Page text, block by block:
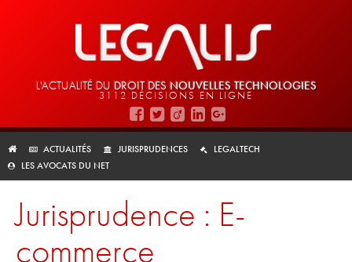
L'ACTUALITÉ DU DROIT DES NOUVELLES TECHNOLOGIES
3112 DÉCISIONS EN LIGNE
ACTUALITÉS JURISPRUDENCES
LEGALTECH
LES AVOCATS DU NET
Jurisprudence : E-
commerce